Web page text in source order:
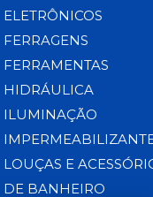
ELETRÔNICOS
FERRAGENS
FERRAMENTAS
HIDRÁULICA
ILUMINAÇÃO
LOUÇAS E
DE BANHEIRO